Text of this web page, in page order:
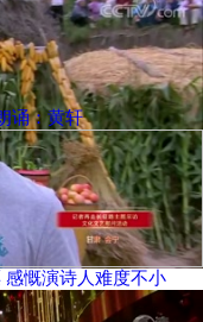
诵：黄轩
慨演诗人难度不小